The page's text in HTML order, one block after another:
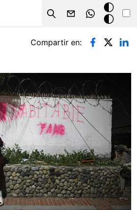
Search
Modo
oscuro
Compartir en: